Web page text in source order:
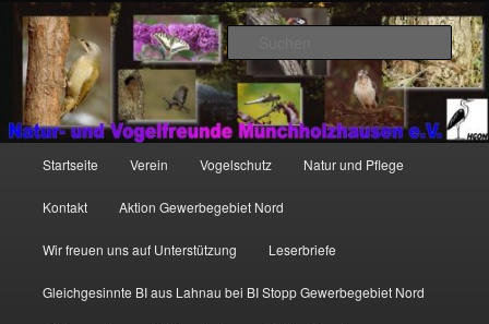
Zum
primären
Inhalt
springen
http://natur-und-vogelfreunde-muenchholzhausen.de/wp-
content/uploads/2017/12/cropped-HGON_logo.jpg
Startseite Verein Vogelschutz Natur und Pflege
Kontakt Aktion Gewerbegebiet Nord
Wir freuen uns auf Unterstützung Leserbriefe
Gleichgesinnte BI aus Lahnau bei BI Stopp Gewerbegebiet Nord